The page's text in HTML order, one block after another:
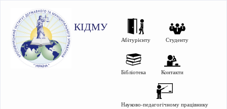
КІДМУ
Абітурієнту Студенту
Бібліотека Контакти
Науково-педагогічному працівнику